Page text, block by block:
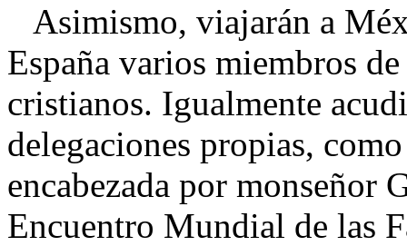
Asimismo, viajarán a
España varios miembros
cristianos. Igualmente
delegaciones propias,
encabezada por monseñor
Encuentro Mundial de las